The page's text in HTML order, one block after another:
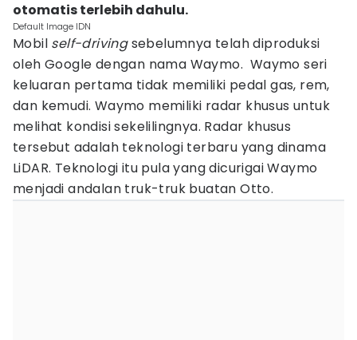
otomatis terlebih dahulu.
Default Image IDN
Mobil self-drivingsebelumnya telah diproduksi
oleh Google dengan nama Waymo. Waymo seri
keluaran pertama tidak memiliki pedal gas, rem,
dan kemudi. Waymo memiliki radar khusus untuk
melihat kondisi sekelilingnya. Radar khusus
tersebut adalah teknologi terbaru yang dinama
LiDAR. Teknologi itu pula yang dicurigai Waymo
menjadi andalan truk-truk buatan Otto.